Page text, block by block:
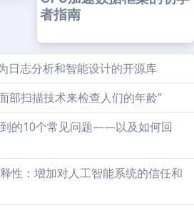
者指南
日志分析和智能设计的开源库
部扫描技术来检查人们的年龄”
的10个常见问题——以及如何回
性：增加对人工智能系统的信任和